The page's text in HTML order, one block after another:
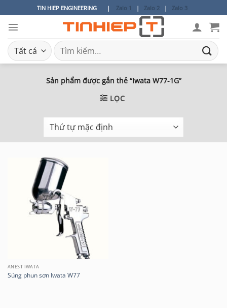
qua
nội
dung
TIN HIEP ENGINEERING | Zalo 1 | Zalo 2| Zalo 3
Tìm
kiếm:
Sản phẩm được gắn thẻ “Iwata W77-1G”
LỌC
ANEST IWATA
Súng phun sơn Iwata W77